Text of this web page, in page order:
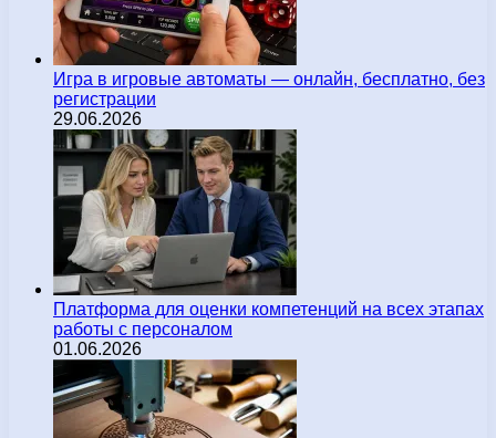
Игра в игровые автоматы — онлайн, бесплатно, без
регистрации
29.06.2026
Платформа для оценки компетенций на всех этапах
работы с персоналом
01.06.2026